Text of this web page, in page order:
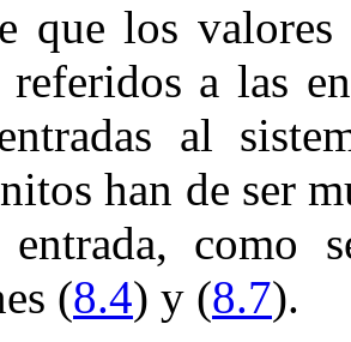
que los
referidos a las
al
han de ser
entrada, como
(8.4) y (8.7).